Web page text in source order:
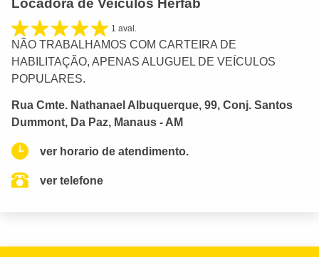
1 aval.
NÃO TRABALHAMOS COM CARTEIRA DE
HABILITAÇÃO, APENAS ALUGUEL DE VEÍCULOS
POPULARES.
Rua Cmte. Nathanael Albuquerque, 99, Conj. Santos
Dummont, Da Paz, Manaus - AM
ver horario de atendimento.
ver telefone